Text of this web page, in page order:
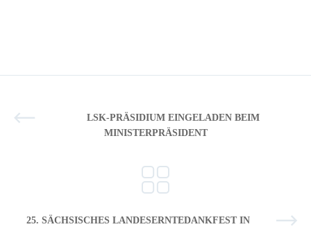
LSK-PRÄSIDIUM EINGELADEN BEIM
MINISTERPRÄSIDENT
25. SÄCHSISCHES LANDESERNTEDANKFEST IN